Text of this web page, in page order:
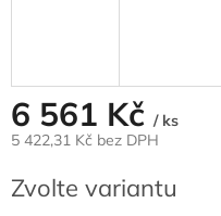
6 561 Kč / ks
5 422,31 Kč bez DPH
cena:
Zvolte variantu